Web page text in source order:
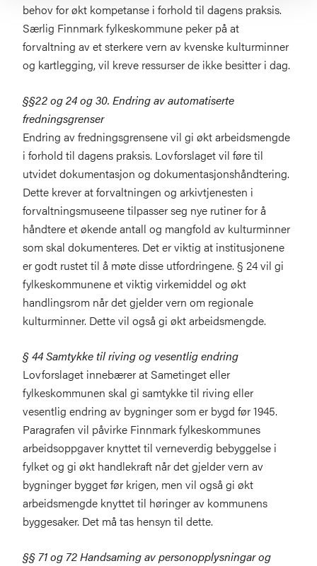
behov for økt kompetanse i forhold til dagens praksis.
Særlig Finnmark fylkeskommune peker på at
forvaltning av et sterkere vern av kvenske kulturminner
og kartlegging, vil kreve ressurser de ikke besitter i dag.
§§22 og 24 og 30. Endring av automatiserte
fredningsgrenser
Endring av fredningsgrensene vil gi økt arbeidsmengde
i forhold til dagens praksis. Lovforslaget vil føre til
utvidet dokumentasjon og dokumentasjonshåndtering.
Dette krever at forvaltningen og arkivtjenesten i
forvaltningsmuseene tilpasser seg nye rutiner for å
håndtere et økende antall og mangfold av kulturminner
som skal dokumenteres. Det er viktig at institusjonene
er godt rustet til å møte disse utfordringene. § 24 vil gi
fylkeskommunene et viktig virkemiddel og økt
handlingsrom når det gjelder vern om regionale
kulturminner. Dette vil også gi økt arbeidsmengde.
§ 44 Samtykke til riving og vesentlig endring
Lovforslaget innebærer at Sametinget eller
fylkeskommunen skal gi samtykke til riving eller
vesentlig endring av bygninger som er bygd før 1945.
Paragrafen vil påvirke Finnmark fylkeskommunes
arbeidsoppgaver knyttet til verneverdig bebyggelse i
fylket og gi økt handlekraft når det gjelder vern av
bygninger bygget før krigen, men vil også gi økt
arbeidsmengde knyttet til høringer av kommunens
byggesaker. Det må tas hensyn til dette.
§§ 71 og 72 Handsaming av personopplysningar og